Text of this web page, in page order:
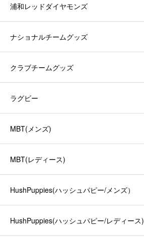
浦和レッドダイヤモンズ
ナショナルチームグッズ
クラブチームグッズ
ラグビー
MBT(メンズ)
MBT(レディース)
HushPuppies(ハッシュパピー/メンズ）
HushPuppies(ハッシュパピー/レディース)